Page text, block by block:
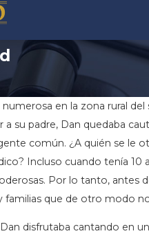
en la zona rural
a su padre, Dan quedaba
común. ¿A quién se le
Incluso cuando tenía
Por lo tanto, antes
familias que de otro modo
Dan disfrutaba cantando en